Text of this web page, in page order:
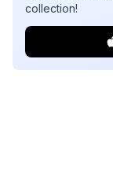
collection!